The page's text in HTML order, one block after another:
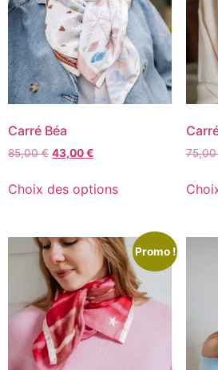
Carré Béa
85,00€ 43,00€
Choix des options
Promo !